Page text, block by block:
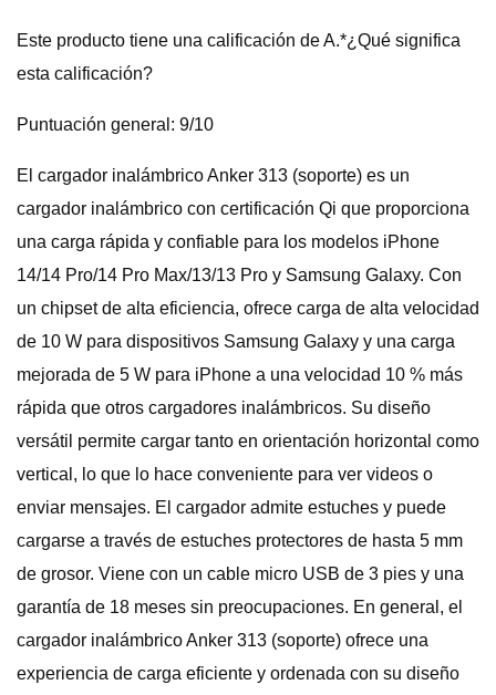
Este producto tiene una calificación de A.*¿Qué significa
esta calificación?
Puntuación general: 9/10
El cargador inalámbrico Anker 313 (soporte) es un
cargador inalámbrico con certificación Qi que proporciona
una carga rápida y confiable para los modelos iPhone
14/14 Pro/14 Pro Max/13/13 Pro y Samsung Galaxy. Con
un chipset de alta eficiencia, ofrece carga de alta velocidad
de 10 W para dispositivos Samsung Galaxy y una carga
mejorada de 5 W para iPhone a una velocidad 10 % más
rápida que otros cargadores inalámbricos. Su diseño
versátil permite cargar tanto en orientación horizontal como
vertical, lo que lo hace conveniente para ver videos o
enviar mensajes. El cargador admite estuches y puede
cargarse a través de estuches protectores de hasta 5 mm
de grosor. Viene con un cable micro USB de 3 pies y una
garantía de 18 meses sin preocupaciones. En general, el
cargador inalámbrico Anker 313 (soporte) ofrece una
experiencia de carga eficiente y ordenada con su diseño